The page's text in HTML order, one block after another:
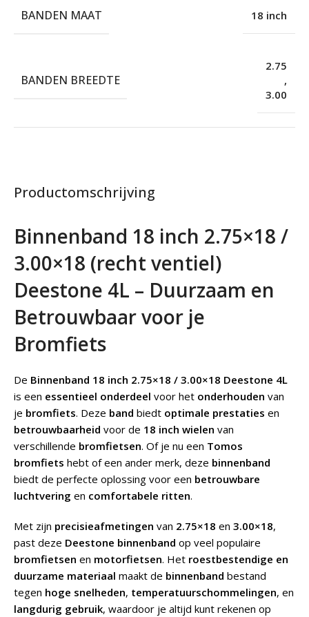
Productomschrijving
Binnenband 18 inch 2.75×18 /
3.00×18 (recht ventiel)
Deestone 4L – Duurzaam en
Betrouwbaar voor je
Bromfiets
De Binnenband 18 inch 2.75×18 / 3.00×18 Deestone 4L
is een essentieel onderdeel voor het onderhouden van
je bromfiets. Deze band biedt optimale prestaties en
betrouwbaarheid voor de 18 inch wielen van
verschillende bromfietsen. Of je nu een Tomos
bromfiets hebt of een ander merk, deze binnenband
biedt de perfecte oplossing voor een betrouwbare
luchtvering en comfortabele ritten.
Met zijn precisieafmetingen van 2.75×18 en 3.00×18,
past deze Deestone binnenband op veel populaire
bromfietsen en motorfietsen. Het roestbestendige en
duurzame materiaal maakt de binnenband bestand
tegen hoge snelheden, temperatuurschommelingen, en
langdurig gebruik, waardoor je altijd kunt rekenen op
BANDEN MAAT 18 inch
BANDEN BREEDTE
2.75
,
3.00